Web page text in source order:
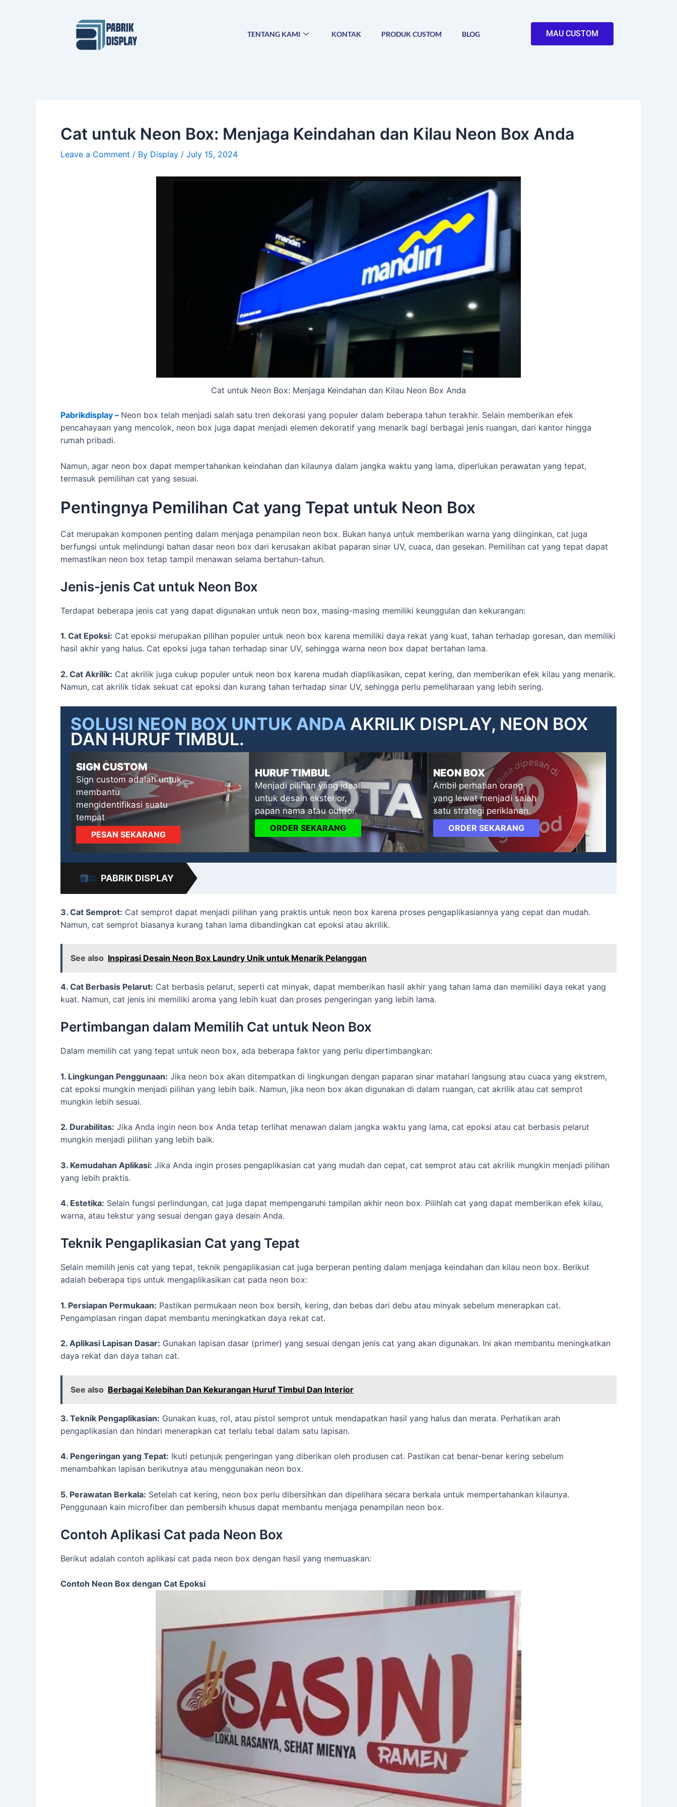
TENTANG KAMI KONTAK PRODUK CUSTOM BLOG MAU CUSTOM
Cat untuk Neon Box: Menjaga Keindahan dan Kilau Neon Box Anda
Leave a Comment / By Display / July 15, 2024
Cat untuk Neon Box: Menjaga Keindahan dan Kilau Neon Box Anda
Pabrikdisplay – Neon box telah menjadi salah satu tren dekorasi yang populer dalam beberapa tahun terakhir. Selain memberikan efek
pencahayaan yang mencolok, neon box juga dapat menjadi elemen dekoratif yang menarik bagi berbagai jenis ruangan, dari kantor hingga
rumah pribadi.
Namun, agar neon box dapat mempertahankan keindahan dan kilaunya dalam jangka waktu yang lama, diperlukan perawatan yang tepat,
termasuk pemilihan cat yang sesuai.
Pentingnya Pemilihan Cat yang Tepat untuk Neon Box
Cat merupakan komponen penting dalam menjaga penampilan neon box. Bukan hanya untuk memberikan warna yang diinginkan, cat juga
berfungsi untuk melindungi bahan dasar neon box dari kerusakan akibat paparan sinar UV, cuaca, dan gesekan. Pemilihan cat yang tepat dapat
memastikan neon box tetap tampil menawan selama bertahun-tahun.
Jenis-jenis Cat untuk Neon Box
Terdapat beberapa jenis cat yang dapat digunakan untuk neon box, masing-masing memiliki keunggulan dan kekurangan:
1. Cat Epoksi: Cat epoksi merupakan pilihan populer untuk neon box karena memiliki daya rekat yang kuat, tahan terhadap goresan, dan memiliki
hasil akhir yang halus. Cat epoksi juga tahan terhadap sinar UV, sehingga warna neon box dapat bertahan lama.
2. Cat Akrilik: Cat akrilik juga cukup populer untuk neon box karena mudah diaplikasikan, cepat kering, dan memberikan efek kilau yang menarik.
Namun, cat akrilik tidak sekuat cat epoksi dan kurang tahan terhadap sinar UV, sehingga perlu pemeliharaan yang lebih sering.
SOLUSI NEON BOX UNTUK ANDA AKRILIK DISPLAY, NEON BOX
DAN HURUF TIMBUL.
SIGN CUSTOM
Sign custom adalah untuk
membantu
mengidentifikasi suatu
tempat
PESAN SEKARANG
HURUF TIMBUL
Menjadi pilihan yang ideal
untuk desain eksterior,
papan nama atau outdor.
ORDER SEKARANG
NEON BOX
Ambil perhatian orang
yang lewat menjadi salah
satu strategi periklanan.
ORDER SEKARANG
PABRIK DISPLAY
3. Cat Semprot: Cat semprot dapat menjadi pilihan yang praktis untuk neon box karena proses pengaplikasiannya yang cepat dan mudah.
Namun, cat semprot biasanya kurang tahan lama dibandingkan cat epoksi atau akrilik.
See also Inspirasi Desain Neon Box Laundry Unik untuk Menarik Pelanggan
4. Cat Berbasis Pelarut: Cat berbasis pelarut, seperti cat minyak, dapat memberikan hasil akhir yang tahan lama dan memiliki daya rekat yang
kuat. Namun, cat jenis ini memiliki aroma yang lebih kuat dan proses pengeringan yang lebih lama.
Pertimbangan dalam Memilih Cat untuk Neon Box
Dalam memilih cat yang tepat untuk neon box, ada beberapa faktor yang perlu dipertimbangkan:
1. Lingkungan Penggunaan: Jika neon box akan ditempatkan di lingkungan dengan paparan sinar matahari langsung atau cuaca yang ekstrem,
cat epoksi mungkin menjadi pilihan yang lebih baik. Namun, jika neon box akan digunakan di dalam ruangan, cat akrilik atau cat semprot
mungkin lebih sesuai.
2. Durabilitas: Jika Anda ingin neon box Anda tetap terlihat menawan dalam jangka waktu yang lama, cat epoksi atau cat berbasis pelarut
mungkin menjadi pilihan yang lebih baik.
3. Kemudahan Aplikasi: Jika Anda ingin proses pengaplikasian cat yang mudah dan cepat, cat semprot atau cat akrilik mungkin menjadi pilihan
yang lebih praktis.
4. Estetika: Selain fungsi perlindungan, cat juga dapat mempengaruhi tampilan akhir neon box. Pilihlah cat yang dapat memberikan efek kilau,
warna, atau tekstur yang sesuai dengan gaya desain Anda.
Teknik Pengaplikasian Cat yang Tepat
Selain memilih jenis cat yang tepat, teknik pengaplikasian cat juga berperan penting dalam menjaga keindahan dan kilau neon box. Berikut
adalah beberapa tips untuk mengaplikasikan cat pada neon box:
1. Persiapan Permukaan: Pastikan permukaan neon box bersih, kering, dan bebas dari debu atau minyak sebelum menerapkan cat.
Pengamplasan ringan dapat membantu meningkatkan daya rekat cat.
2. Aplikasi Lapisan Dasar: Gunakan lapisan dasar (primer) yang sesuai dengan jenis cat yang akan digunakan. Ini akan membantu meningkatkan
daya rekat dan daya tahan cat.
See also Berbagai Kelebihan Dan Kekurangan Huruf Timbul Dan Interior
3. Teknik Pengaplikasian: Gunakan kuas, rol, atau pistol semprot untuk mendapatkan hasil yang halus dan merata. Perhatikan arah
pengaplikasian dan hindari menerapkan cat terlalu tebal dalam satu lapisan.
4. Pengeringan yang Tepat: Ikuti petunjuk pengeringan yang diberikan oleh produsen cat. Pastikan cat benar-benar kering sebelum
menambahkan lapisan berikutnya atau menggunakan neon box.
5. Perawatan Berkala: Setelah cat kering, neon box perlu dibersihkan dan dipelihara secara berkala untuk mempertahankan kilaunya.
Penggunaan kain microfiber dan pembersih khusus dapat membantu menjaga penampilan neon box.
Contoh Aplikasi Cat pada Neon Box
Berikut adalah contoh aplikasi cat pada neon box dengan hasil yang memuaskan:
Contoh Neon Box dengan Cat Epoksi
navigation